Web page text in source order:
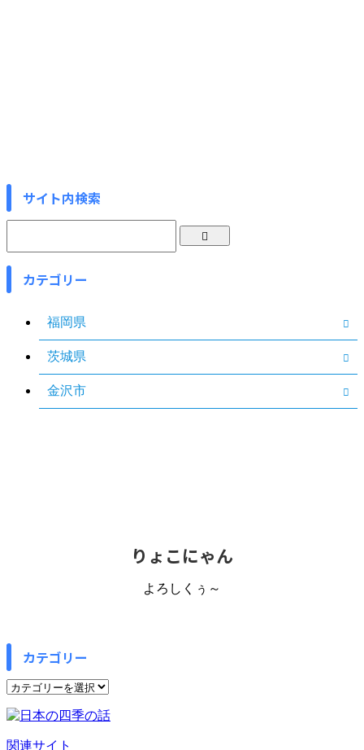
サイト内検索
カテゴリー
福岡県
茨城県
金沢市
りょこにゃん
よろしくぅ～
カテゴリー
カ
ゴ
リ
関連サイト